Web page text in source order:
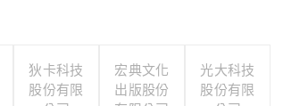
狄卡科技
股份有限
宏典文化
出版股份
光大科技
股份有限